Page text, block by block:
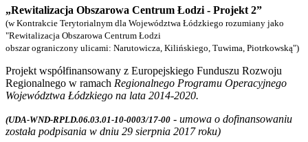
„Rewitalizacja Obszarowa Centrum Łodzi - Projekt 2”
(w Kontrakcie Terytorialnym dla Województwa Łódzkiego rozumiany jako
"Rewitalizacja Obszarowa Centrum Łodzi
obszar ograniczony ulicami: Narutowicza, Kilińskiego, Tuwima, Piotrkowską")
Projekt współfinansowany z Europejskiego Funduszu Rozwoju
Regionalnego w ramach Regionalnego Programu Operacyjnego
Województwa Łódzkiego na lata 2014-2020.
(UDA-WND-RPLD.06.03.01-10-0003/17-00 - umowa o dofinansowaniu
została podpisania w dniu 29 sierpnia 2017 roku)